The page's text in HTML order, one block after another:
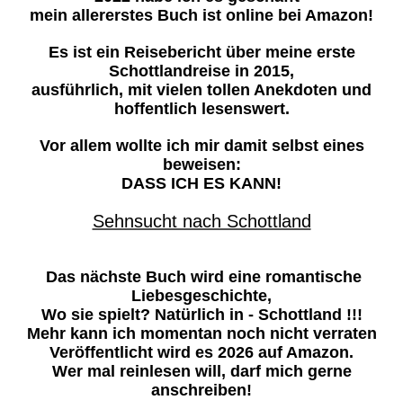
mein allererstes Buch ist online bei Amazon!
Es ist ein Reisebericht über meine erste
Schottlandreise in 2015,
ausführlich, mit vielen tollen Anekdoten und
hoffentlich lesenswert.
Vor allem wollte ich mir damit selbst eines
beweisen:
DASS ICH ES KANN!
Sehnsucht nach Schottland
Das nächste Buch wird eine romantische
Liebesgeschichte,
Wo sie spielt? Natürlich in - Schottland !!!
Mehr kann ich momentan noch nicht verraten
Veröffentlicht wird es 2026 auf Amazon.
Wer mal reinlesen will, darf mich gerne
anschreiben!